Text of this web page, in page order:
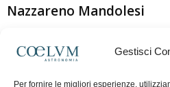
Gestisci
Per fornire le migliori esperienze,
Nazzareno Mandolesi